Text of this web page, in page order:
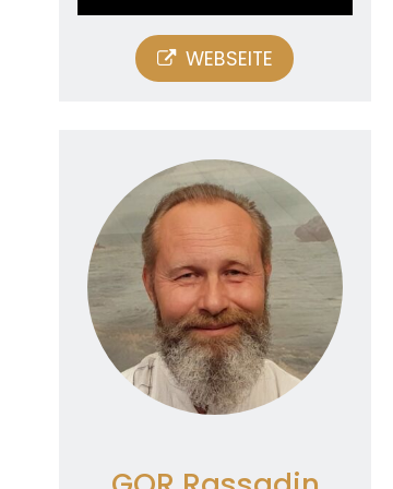
Nutzung des Service zu, um
dieses Video anzusehen.
Powered byUsercentrics
Consent Management
Platform
WEBSEITE